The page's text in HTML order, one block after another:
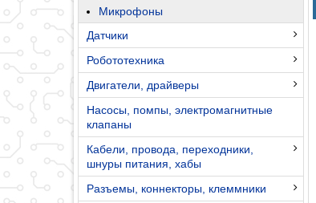
Микрофоны
Датчики
Робототехника
Двигатели, драйверы
Насосы, помпы, электромагнитные
клапаны
Кабели, провода, переходники,
шнуры питания, хабы
Разъемы, коннекторы, клеммники